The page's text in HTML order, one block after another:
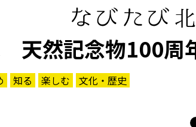
天然記念物100周
知る 楽しむ 文化・歴史